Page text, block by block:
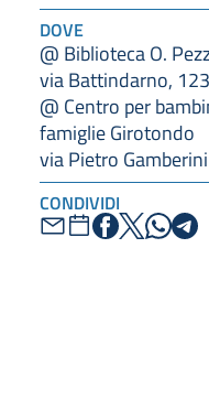
DOVE
@ Biblioteca O.
via Battindarno,
@ Centro per
famiglie Girotondo
via Pietro
CONDIVIDI